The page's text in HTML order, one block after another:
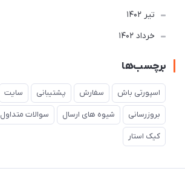
تير 1402
خرداد 1402
برچسب‌ها
اسپورتی باش سفارش پشتیبانی سایت
بروزرسانی شیوه های ارسال سوالات متداول
کیک استار